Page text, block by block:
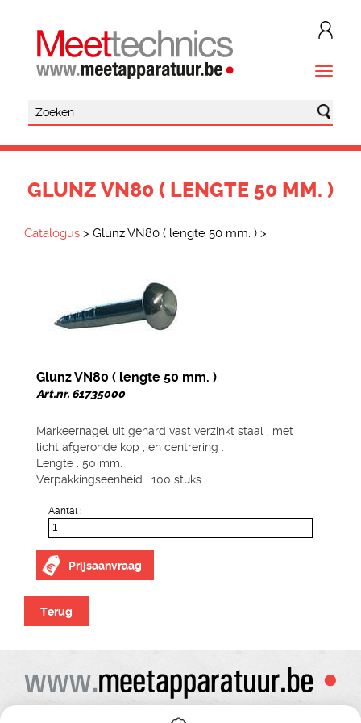
GLUNZ VN80 ( LENGTE 50 MM. )
Catalogus > Glunz VN80 ( lengte 50 mm. ) >
Glunz VN80 ( lengte 50 mm. )
Art.nr. 61735000
Markeernagel uit gehard vast verzinkt staal , met
licht afgeronde kop , en centrering .
Lengte : 50 mm.
Verpakkingseenheid : 100 stuks
Aantal :
Prijsaanvraag
Terug
Alle prijzen zijn onder voorbehoud van wijziging